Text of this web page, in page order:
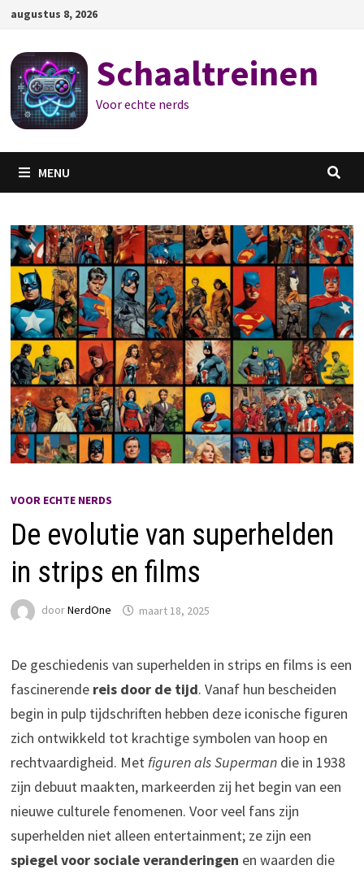
Ga
de
inhoud
augustus 8, 2026
Schaaltreinen
Voor echte nerds
MENU
VOOR ECHTE NERDS
De evolutie van superhelden
in strips en films
doorNerdOne maart 18, 2025
De geschiedenis van superhelden in strips en films is een
fascinerende reis door de tijd. Vanaf hun bescheiden
begin in pulp tijdschriften hebben deze iconische figuren
zich ontwikkeld tot krachtige symbolen van hoop en
rechtvaardigheid. Met figuren als Supermandie in 1938
zijn debuut maakten, markeerden zij het begin van een
nieuwe culturele fenomenen. Voor veel fans zijn
superhelden niet alleen entertainment; ze zijn een
spiegel voor sociale veranderingen en waarden die